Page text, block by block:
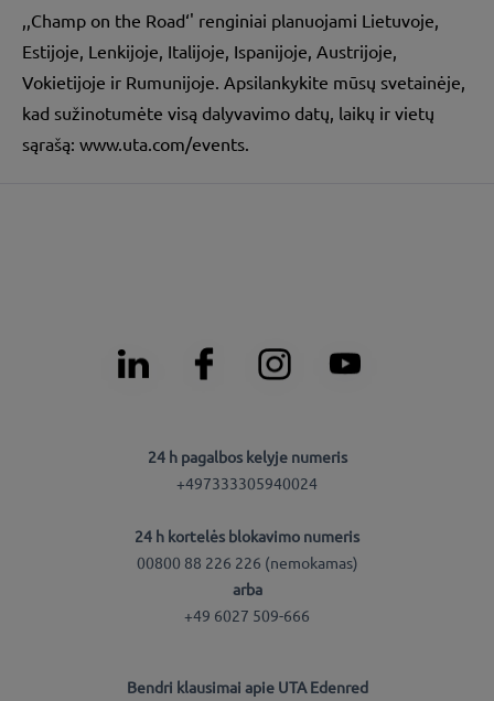
,,Champ on the Road‘' renginiai planuojami Lietuvoje,
Estijoje, Lenkijoje, Italijoje, Ispanijoje, Austrijoje,
Vokietijoje ir Rumunijoje. Apsilankykite mūsų svetainėje,
kad sužinotumėte visą dalyvavimo datų, laikų ir vietų
sąrašą: www.uta.com/events
24 h pagalbos kelyje numeris
+497333305940024
24 h kortelės blokavimo numeris
00800 88 226 226 (nemokamas)
arba
+49 6027 509-666
Bendri klausimai apie UTA Edenred